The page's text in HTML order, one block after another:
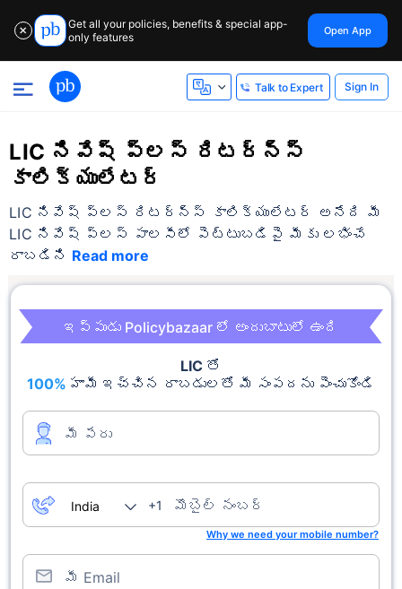
✕
Get all your policies, benefits & special app-
only features
Open App
Talk to Expert Sign In
LIC నివేష్ ప్లస్ రిటర్న్స్
కాలిక్యులేటర్
LIC నివేష్ ప్లస్ రిటర్న్స్ కాలిక్యులేటర్ అనేది మీ
LIC నివేష్ ప్లస్ పాలసీలో పెట్టుబడిపై మీకు లభించే
రాబడిని Read more
ఇప్పుడు Policybazaar లో అందుబాటులో ఉంది
LIC తో
100% హామీ ఇచ్చిన రాబడులతో మీ సంపదను పెంచుకోండి
మీ పేరు
+1 మొబైల్ నంబర్
Why we need your mobile number?
మీ Email